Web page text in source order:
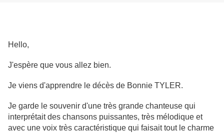
Hello,
J'espère que vous allez bien.
Je viens d'apprendre le décès de Bonnie TYLER.
Je garde le souvenir d'une très grande chanteuse qui
interprétait des chansons puissantes, très mélodique et
avec une voix très caractéristique qui faisait tout le charme